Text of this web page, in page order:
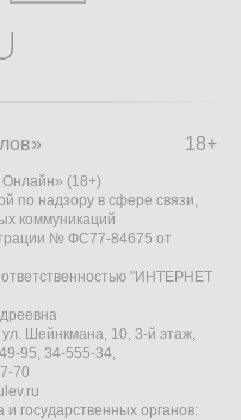
18+
(18+)
по надзору в сфере связи,
коммуникаций
№ ФС77-84675 от
"ИНТЕРНЕТ
Шейнкмана, 10, 3-й этаж,
95, 34-555-34,
70
государственных органов: